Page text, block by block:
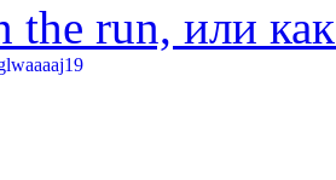
the run, или